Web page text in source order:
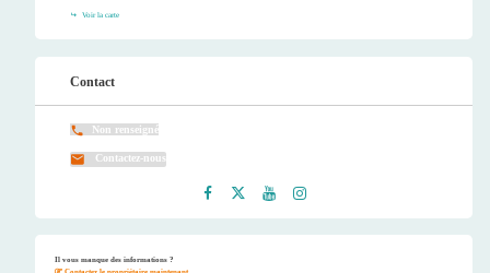
Voir la carte
Contact
Non renseigné
Contactez-nous
Il vous manque des informations ?